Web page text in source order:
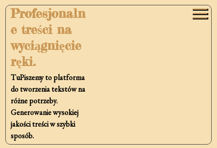
Skip
content
Profesjonaln
e treści na
wyciągnięcie
ręki.
TuPiszemy to platforma
do tworzenia tekstów na
różne potrzeby.
Generowanie wysokiej
jakości treści w szybki
sposób.